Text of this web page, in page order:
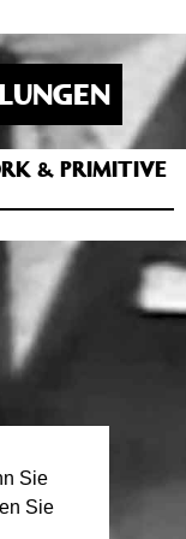
Sie
Sie
& PRIMITIVE